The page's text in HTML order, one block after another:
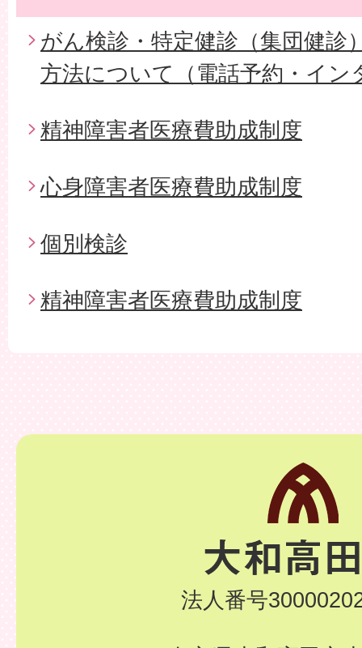
がん検診・特定健診（集団健診
方法について（電話予約・イン
精神障害者医療費助成制度
心身障害者医療費助成制度
個別検診
精神障害者医療費助成制度
法人番号